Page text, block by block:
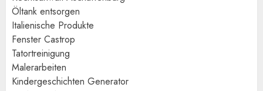
Öltank entsorgen
Italienische Produkte
Fenster Castrop
Tatortreinigung
Malerarbeiten
Kindergeschichten Generator